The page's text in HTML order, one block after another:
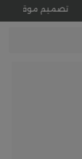
مثل السوق